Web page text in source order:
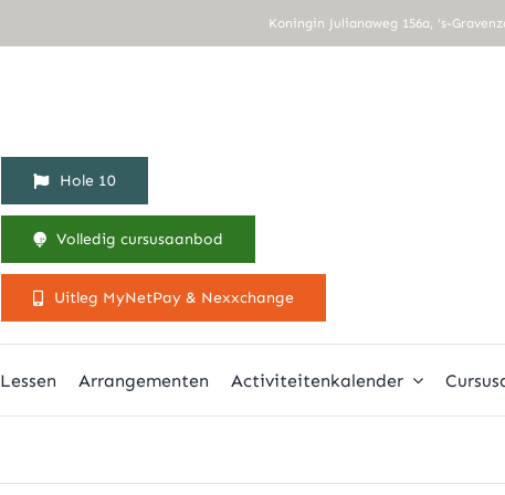
Koningin Julianaweg 156a, ‘s-
Hole 10
Volledig cursusaanbod
Uitleg MyNetPay & Nexxchange
Lessen Arrangementen Activiteitenkalender